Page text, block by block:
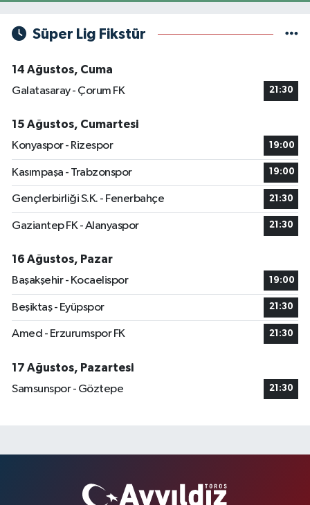
Süper Lig Fikstür
14 Ağustos, Cuma
Galatasaray - Çorum FK
21:30
15 Ağustos, Cumartesi
Konyaspor - Rizespor
19:00
Kasımpaşa - Trabzonspor 19:00
Gençlerbirliği S.K. - Fenerbahçe 21:30
Gaziantep FK - Alanyaspor 21:30
16 Ağustos, Pazar
Başakşehir - Kocaelispor
19:00
Beşiktaş - Eyüpspor 21:30
Amed - Erzurumspor FK 21:30
17 Ağustos, Pazartesi
Samsunspor - Göztepe
21:30